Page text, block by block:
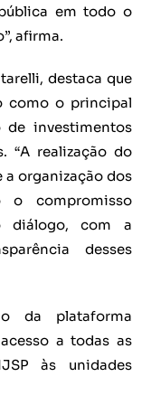
em todo o
afirma.
destaca que
como o principal
de investimentos
“A realização do
organização dos
o compromisso
diálogo, com a
desses
da plataforma
a todas as
às unidades